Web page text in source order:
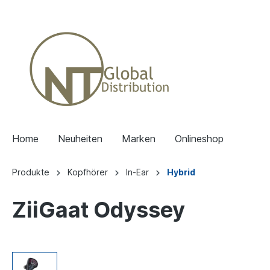
Home Neuheiten Marken Onlineshop
Produkte Kopfhörer In-Ear Hybrid
ZiiGaat Odyssey